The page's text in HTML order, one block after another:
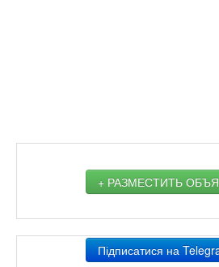
+ РАЗМЕСТИТЬ
Підписатися на